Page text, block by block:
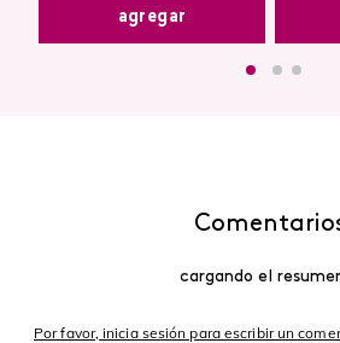
agregar
cargando el
Por favor, inicia sesión para escribir un